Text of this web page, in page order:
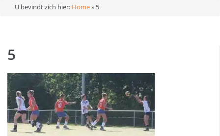
U bevindt zich hier: Home» 5
5